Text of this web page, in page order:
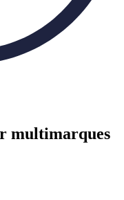
multimarques